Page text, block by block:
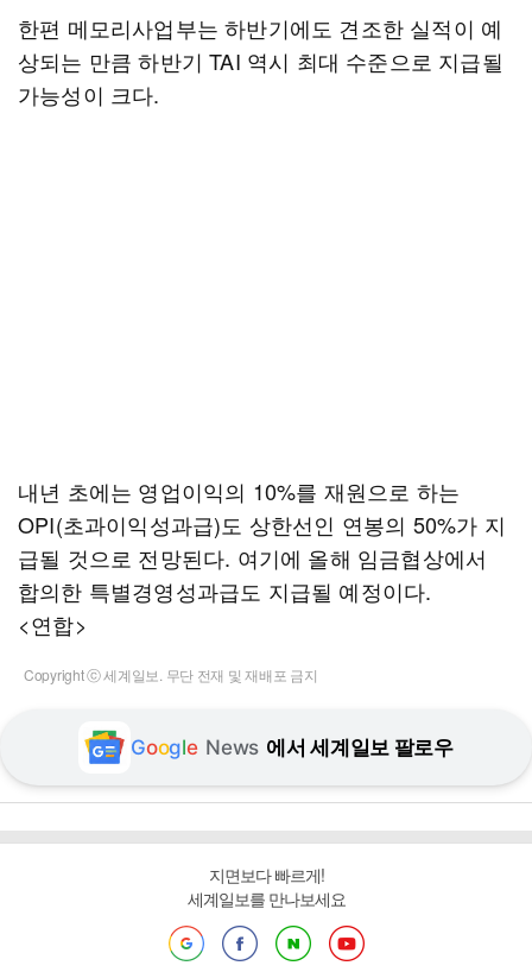
한편 메모리사업부는 하반기에도 견조한 실적이 예
상되는 만큼 하반기 TAI 역시 최대 수준으로 지급될
가능성이 크다.
내년 초에는 영업이익의 10%를 재원으로 하는
OPI(초과이익성과급)도 상한선인 연봉의 50%가 지
급될 것으로 전망된다. 여기에 올해 임금협상에서
합의한 특별경영성과급도 지급될 예정이다.
<연합>
Copyright ⓒ 세계일보. 무단 전재 및 재배포 금지
Google News 에서 세계일보 팔로우
지면보다 빠르게!
세계일보를 만나보세요